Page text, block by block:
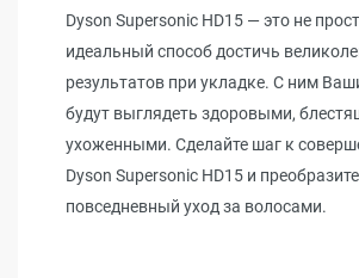
Dyson Supersonic HD15 — это не
идеальный способ достичь
результатов при укладке. С ним
будут выглядеть здоровыми,
ухоженными. Сделайте шаг к
Dyson Supersonic HD15 и
повседневный уход за волосами.